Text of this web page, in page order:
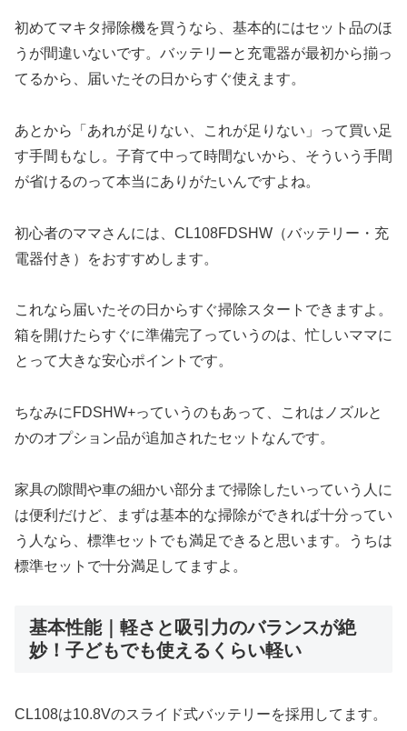
初めてマキタ掃除機を買うなら、基本的にはセット品のほ
うが間違いないです。バッテリーと充電器が最初から揃っ
てるから、届いたその日からすぐ使えます。
あとから「あれが足りない、これが足りない」って買い足
す手間もなし。子育て中って時間ないから、そういう手間
が省けるのって本当にありがたいんですよね。
初心者のママさんには、CL108FDSHW（バッテリー・充
電器付き）をおすすめします。
これなら届いたその日からすぐ掃除スタートできますよ。
箱を開けたらすぐに準備完了っていうのは、忙しいママに
とって大きな安心ポイントです。
ちなみにFDSHW+っていうのもあって、これはノズルと
かのオプション品が追加されたセットなんです。
家具の隙間や車の細かい部分まで掃除したいっていう人に
は便利だけど、まずは基本的な掃除ができれば十分ってい
う人なら、標準セットでも満足できると思います。うちは
標準セットで十分満足してますよ。
基本性能｜軽さと吸引力のバランスが絶
妙！子どもでも使えるくらい軽い
CL108は10.8Vのスライド式バッテリーを採用してます。